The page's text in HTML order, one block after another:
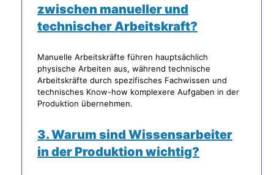
zwischen manueller und
technischer Arbeitskraft?
Manuelle Arbeitskräfte führen hauptsächlich
physische Arbeiten aus, während technische
Arbeitskräfte durch spezifisches Fachwissen und
technisches Know-how komplexere Aufgaben in der
Produktion übernehmen.
3. Warum sind Wissensarbeiter
in der Produktion wichtig?